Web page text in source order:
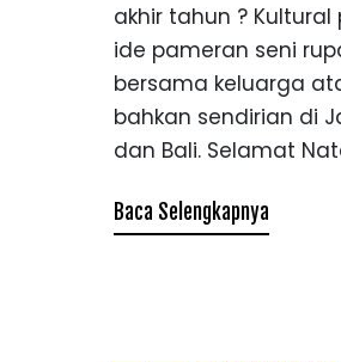
akhir tahun ?
ide pameran seni
bersama keluarga
bahkan sendirian di
dan Bali. Selamat
Baca Selengkapnya